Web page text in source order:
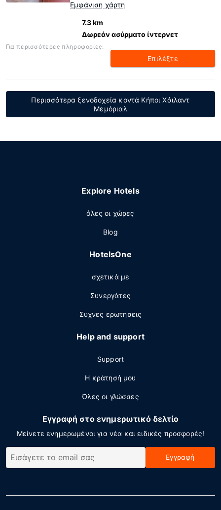
Εμφάνιση χάρτη
7.3 km
Δωρεάν ασύρματο ίντερνετ
Για περισσότερες πληροφορίες:
Επιλέξτε
Περισσότερα ξενοδοχεία κοντά Κήποι Χάιλαντ
Μεμόριαλ
Explore Hotels
όλες οι χώρες
Blog
HotelsOne
σχετικά με
Συνεργάτες
Συχνες ερωτησεις
Help and support
Support
Η κράτησή μου
Όλες οι γλώσσες
Εγγραφή στο ενημερωτικό δελτίο
Μείνετε ενημερωμένοι για νέα και ειδικές προσφορές!
Εγγραφή